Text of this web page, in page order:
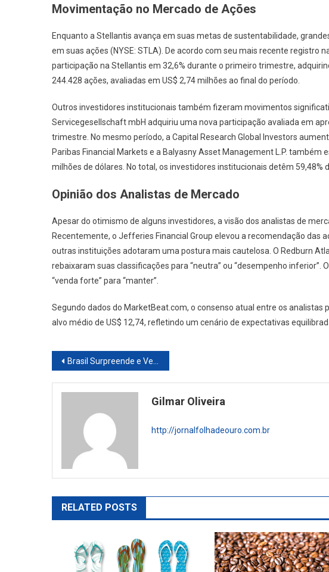
Movimentação no Mercado de Ações
Enquanto a Stellantis avança em suas metas de sustentabilidade,
em suas ações (NYSE: STLA). De acordo com seu mais recente registro
participação na Stellantis em 32,6% durante o primeiro trimestre,
244.428 ações, avaliadas em US$ 2,74 milhões ao final do período.
Outros investidores institucionais também fizeram movimentos
Servicegesellschaft mbH adquiriu uma nova participação avaliada em
trimestre. No mesmo período, a Capital Research Global Investors
Paribas Financial Markets e a Balyasny Asset Management L.P. também
milhões de dólares. No total, os investidores institucionais detêm 59,48%
Opinião dos Analistas de Mercado
Apesar do otimismo de alguns investidores, a visão dos analistas de
Recentemente, o Jefferies Financial Group elevou a recomendação das
outras instituições adotaram uma postura mais cautelosa. O Redburn
rebaixaram suas classificações para “neutra” ou “desempenho inferior”.
“venda forte” para “manter”.
Segundo dados do MarketBeat.com, o consenso atual entre os analistas
alvo médio de US$ 12,74, refletindo um cenário de expectativas
Navegação
de
artigos
Brasil Surpreende e Vence o Canadá em Estreia Física no GLOBL JAM
Gilmar Oliveira
http://jornalfolhadeouro.com.br
RELATED POSTS